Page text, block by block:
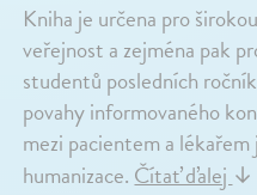
Kniha je určena pro
veřejnost a zejména pak
studentů posledních
povahy informovaného
mezi pacientem a
humanizace.Čítať ďalej↓